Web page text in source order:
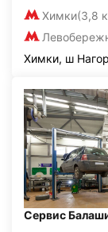
Химки(3,8
Химки, ш
Сервис